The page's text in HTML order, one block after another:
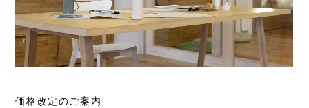
価格改定のご案内